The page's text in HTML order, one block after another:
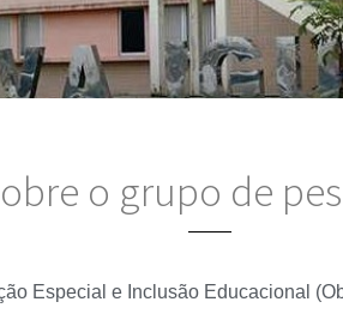
o grupo de
Especial e Inclusão Educacional